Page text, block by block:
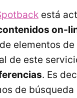
está
on-
elementos
de este
. Es
de